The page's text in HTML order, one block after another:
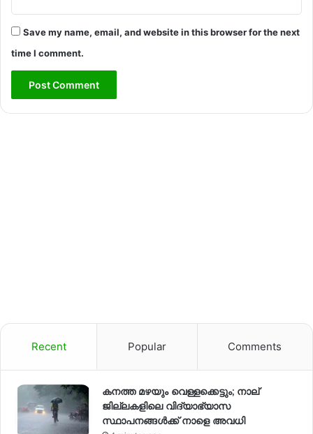
Save my name, email, and website in this browser for the next
time I comment.
Recent Popular Comments
കനത്ത മഴയും വെള്ളക്കെട്ടും; നാല്
ജില്ലകളിലെ വിദ്യാഭ്യാസ
സ്ഥാപനങ്ങള്‍ക്ക് നാളെ അവധി